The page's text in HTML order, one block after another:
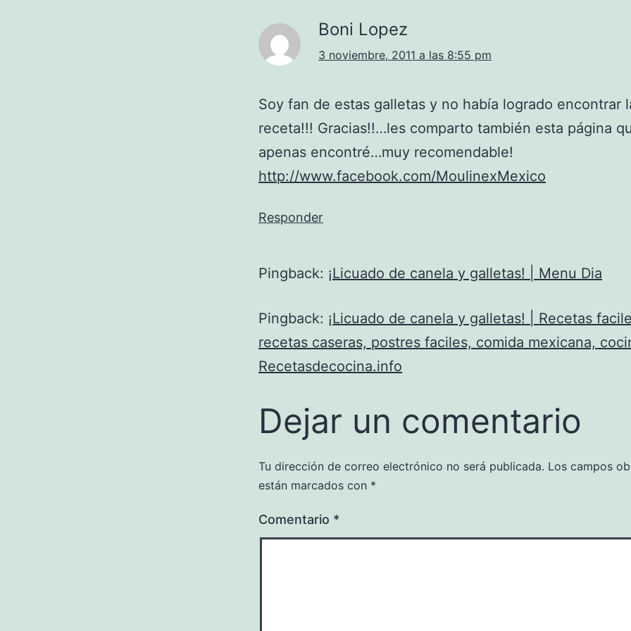
Boni Lopez
3 noviembre, 2011 a las 8:55 pm
Soy fan de estas galletas y no había logrado encontrar
receta!!! Gracias!!…les comparto también esta página
apenas encontré…muy recomendable!
http://www.facebook.com/MoulinexMexico
Responder
Pingback: ¡Licuado de canela y galletas! | Menu Dia
Pingback: ¡Licuado de canela y galletas! | Recetas
recetas caseras, postres faciles, comida mexicana,
Recetasdecocina.info
Dejar un comentario
Tu dirección de correo electrónico no será publicada. Los campos
están marcados con *
Comentario *